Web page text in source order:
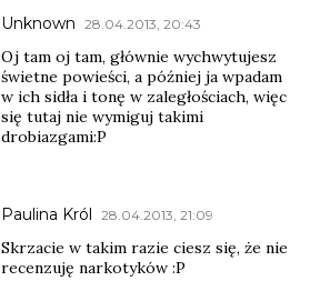
Unknown 28.04.2013, 20:43
Oj tam oj tam, głównie wychwytujesz
świetne powieści, a później ja wpadam
w ich sidła i tonę w zaległościach, więc
się tutaj nie wymiguj takimi
drobiazgami:P
Paulina Król 28.04.2013, 21:09
Skrzacie w takim razie ciesz się, że nie
recenzuję narkotyków :P